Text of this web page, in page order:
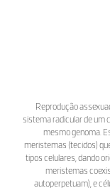
Reprodução
sistema radicular de um
mesmo genoma.
meristemas (tecidos)
tipos celulares, dando
meristemas
autoperpetuam), e